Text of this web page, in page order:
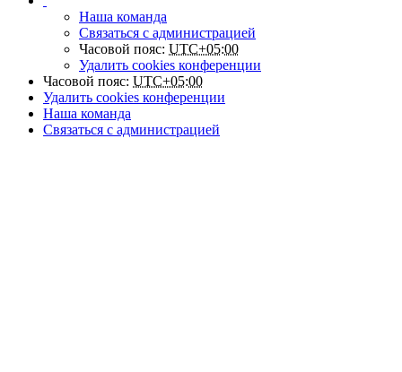
Наша команда
Связаться с администрацией
Часовой пояс: UTC+05:00
Удалить cookies конференции
Часовой пояс: UTC+05:00
Удалить cookies конференции
Наша команда
Связаться с администрацией